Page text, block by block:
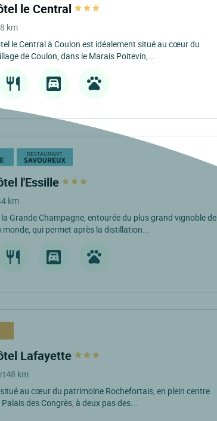
le Central
km
le Central à Coulon est idéalement situé au cœur du
de Coulon, dans le Marais Poitevin,...
l'Essille
km
Grande Champagne, entourée du plus grand vignoble de
monde, qui permet après la distillation...
Lafayette
48 km
au cœur du patrimoine Rochefortais, en plein centre
des Congrès, à deux pas des...